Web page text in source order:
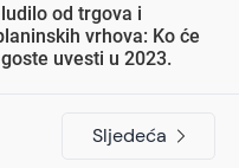
od trgova i
vrhova: Ko će
uvesti u 2023.
Sljedeća